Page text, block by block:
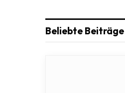
Beliebte Beiträge